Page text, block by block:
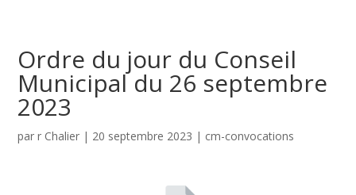
Ordre du jour du Conseil
Municipal du 26 septembre
2023
parr Chalier | 20 septembre 2023 | cm-convocations